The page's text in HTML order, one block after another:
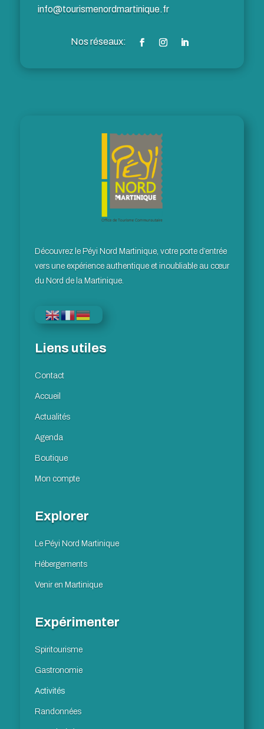
info@tourismenordmartinique.fr
Découvrez le Péyi Nord Martinique, votre porte d’entrée
vers une expérience authentique et inoubliable au cœur
du Nord de la Martinique.
Liens utiles
Contact
Accueil
Actualités
Agenda
Boutique
Mon compte
Explorer
Le Péyi Nord Martinique
Hébergements
Venir en Martinique
Expérimenter
Spiritourisme
Gastronomie
Activités
Randonnées